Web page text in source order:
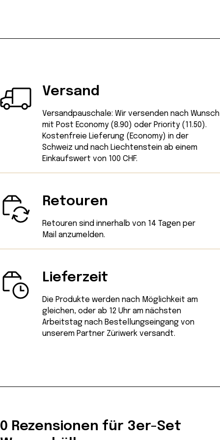
Versand
Versandpauschale: Wir versenden nach Wunsch
mit Post Economy (8.90) oder Priority (11.50).
Kostenfreie Lieferung (Economy) in der
Schweiz und nach Liechtenstein ab einem
Einkaufswert von 100 CHF.
Retouren
Retouren sind innerhalb von 14 Tagen per
Mail anzumelden.
Lieferzeit
Die Produkte werden nach Möglichkeit am
gleichen, oder ab 12 Uhr am nächsten
Arbeitstag nach Bestellungseingang von
unserem Partner Züriwerk versandt.
0 Rezensionen für 3er-Set